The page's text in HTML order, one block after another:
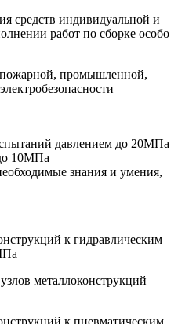
средств индивидуальной и
работ по сборке особо
пожарной, промышленной,
давлением до 20МПа
10МПа
знания и умения,
к гидравлическим
металлоконструкций
к пневматическим